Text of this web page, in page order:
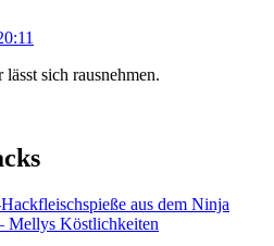
sich rausnehmen.
aus dem Ninja
Mellys Köstlichkeiten